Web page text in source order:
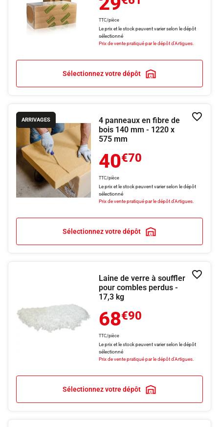
TTC/pièce
Le prix et le stock peuvent varier selon le dépôt
sélectionné
Prix de vente pratiqué par le dépôt d'Artigues.
Sélectionnez votre dépôt
ARRIVAGES
4 panneaux en fibre de
bois 140 mm - 1220 x
575 mm
40€70
TTC/pièce
Le prix et le stock peuvent varier selon le dépôt
sélectionné
Prix de vente pratiqué par le dépôt d'Artigues.
Sélectionnez votre dépôt
Laine de verre à souffler
pour combles perdus -
17,3 kg
68€90
TTC/pièce
Le prix et le stock peuvent varier selon le dépôt
sélectionné
Prix de vente pratiqué par le dépôt d'Artigues.
Sélectionnez votre dépôt